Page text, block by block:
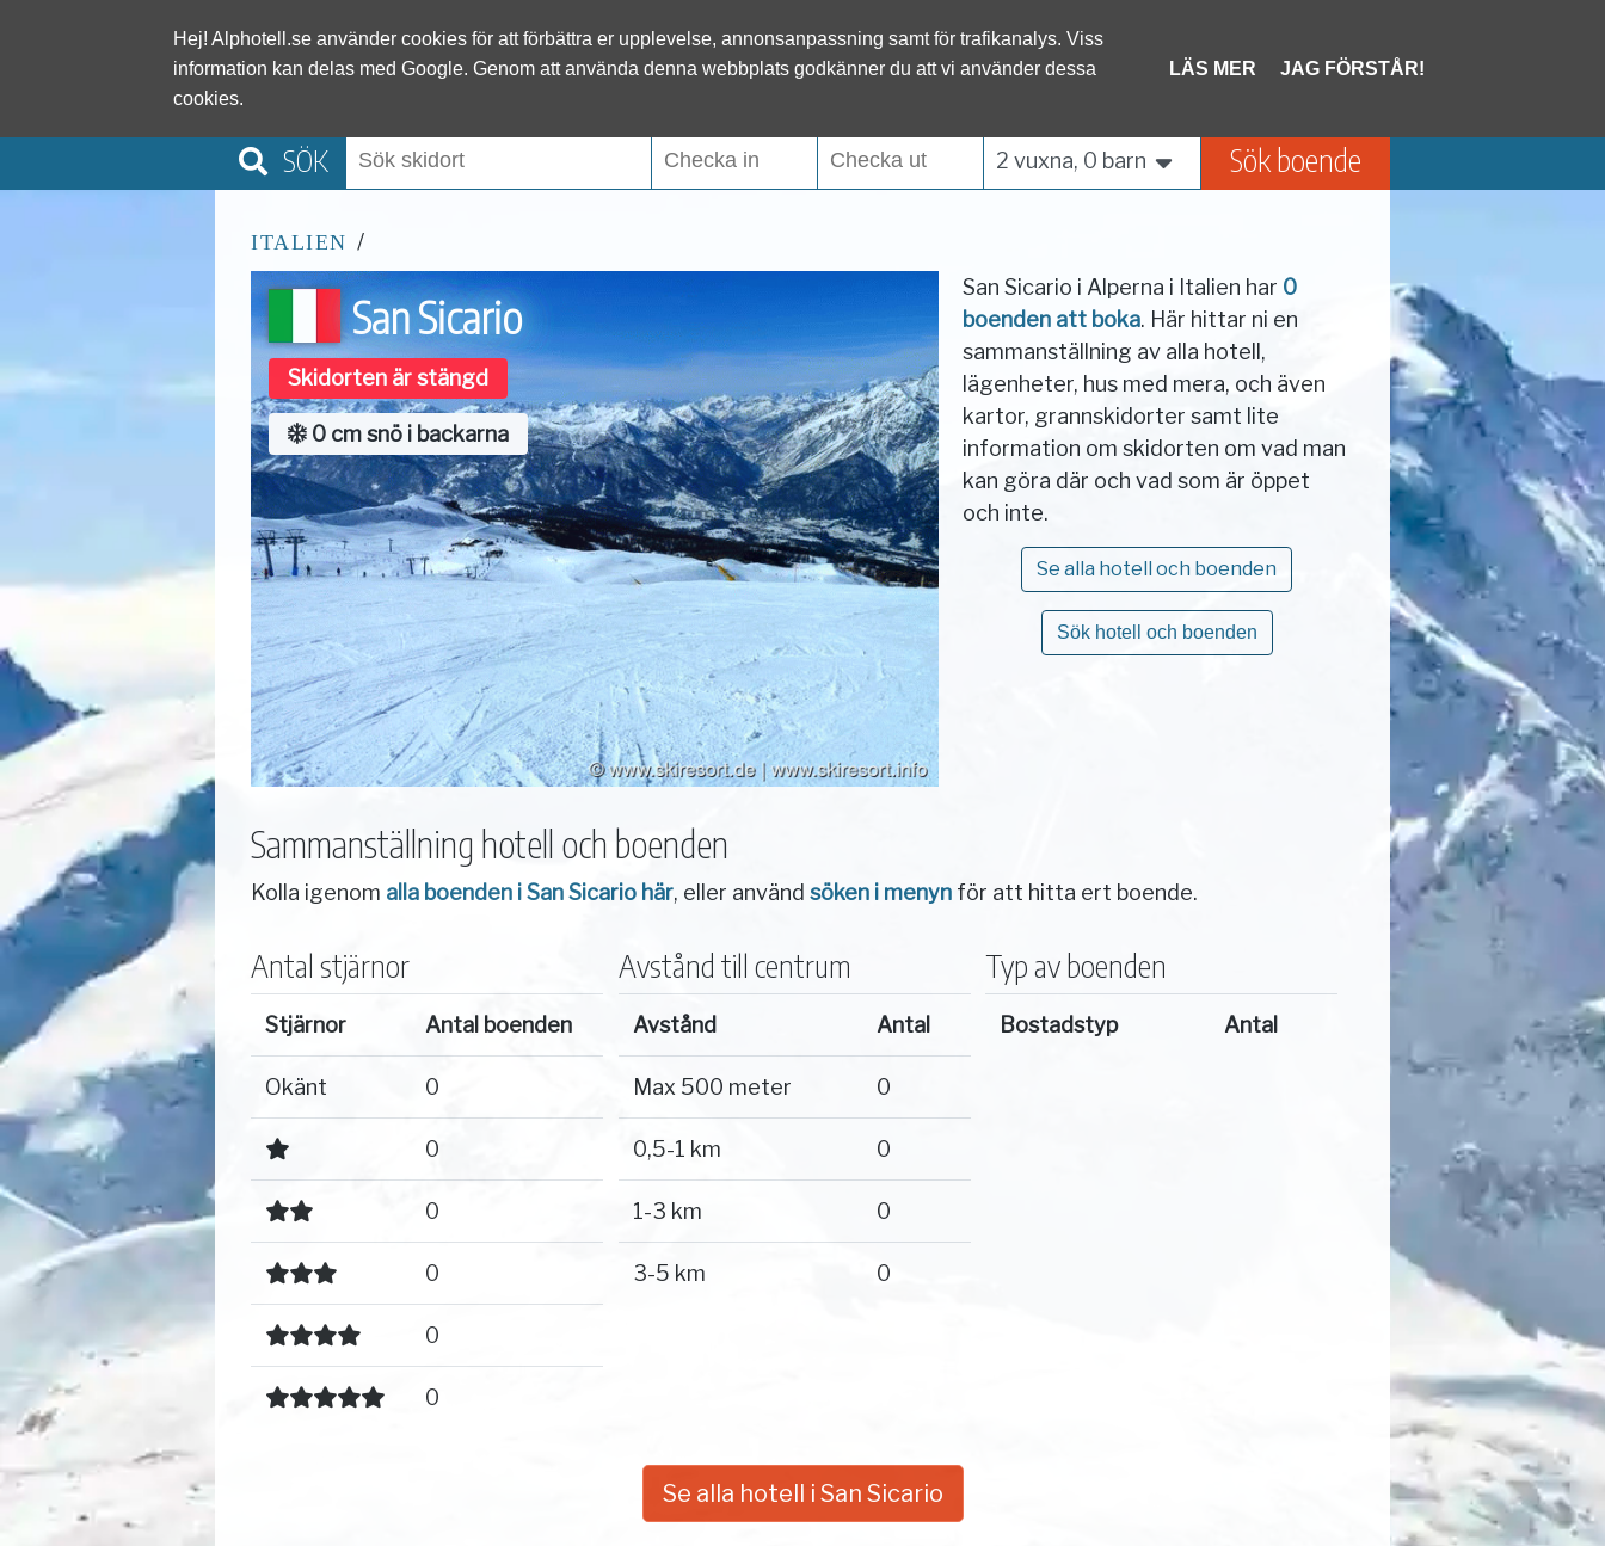
Alphotell.se Österrike Italien Frankrike
SÖK 2 vuxna, 0 barn Sök boende
ITALIEN /
San Sicario
Skidorten är stängd
0 cm snö i backarna
San Sicario i Alperna i Italien har 0
boenden att boka. Här hittar ni en
sammanställning av alla hotell,
lägenheter, hus med mera, och även
kartor, grannskidorter samt lite
information om skidorten om vad man
kan göra där och vad som är öppet
och inte.
Se alla hotell och boenden
Sök hotell och boenden
Sammanställning hotell och boenden
Kolla igenom alla boenden i San Sicario här, eller använd söken i menyn för att hitta ert boende.
Antal stjärnor
Stjärnor Antal boenden
Okänt 0
0
0
0
0
0
Avstånd till centrum
Avstånd Antal
Max 500 meter 0
0,5-1 km 0
1-3 km 0
3-5 km 0
Typ av boenden
Bostadstyp Antal
Se alla hotell i San Sicario
Hej! Alphotell.se använder cookies för att förbättra er upplevelse, annonsanpassning samt för trafikanalys. Viss
information kan delas med Google. Genom att använda denna webbplats godkänner du att vi använder dessa
cookies.
LÄS MER JAG FÖRSTÅR!